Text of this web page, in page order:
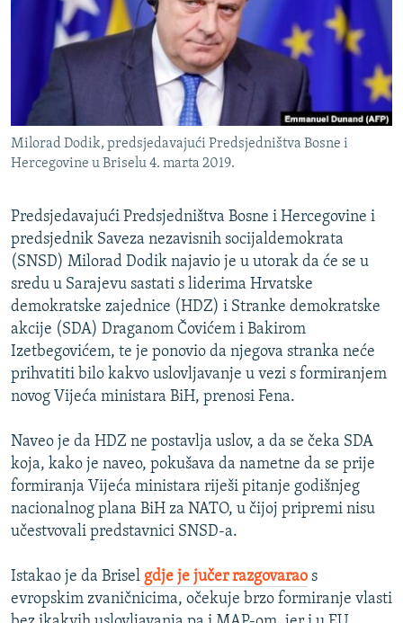
ISPRIČAJ MI
DNEVNO@RSE
SPECIJALI RSE
GENOCID U SREBRENICI
TV LIBERTY
POST SCRIPTUM
MOJA EVROPA
TRI DECENIJE OD RATA U BIH
SVE KARTE DEJTONA
NASTANAK I RASPAD JUGOSLAVIJE
PRATITE NAS
Sve RFE/RL stranice
Milorad Dodik, predsjedavajući Predsjedništva Bosne i
Hercegovine u Briselu 4. marta 2019.
Predsjedavajući Predsjedništva Bosne i Hercegovine i
predsjednik Saveza nezavisnih socijaldemokrata
(SNSD) Milorad Dodik najavio je u utorak da će se u
sredu u Sarajevu sastati s liderima Hrvatske
demokratske zajednice (HDZ) i Stranke demokratske
akcije (SDA) Draganom Čovićem i Bakirom
Izetbegovićem, te je ponovio da njegova stranka neće
prihvatiti bilo kakvo uslovljavanje u vezi s formiranjem
novog Vijeća ministara BiH, prenosi Fena.
Naveo je da HDZ ne postavlja uslov, a da se čeka SDA
koja, kako je naveo, pokušava da nametne da se prije
formiranja Vijeća ministara riješi pitanje godišnjeg
nacionalnog plana BiH za NATO, u čijoj pripremi nisu
učestvovali predstavnici SNSD-a.
Istakao je da Brisel gdje je jučer razgovarao s
evropskim zvaničnicima, očekuje brzo formiranje vlasti